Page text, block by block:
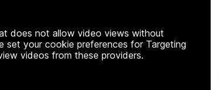
does not allow video views without
set your cookie preferences for Targeting
videos from these providers.